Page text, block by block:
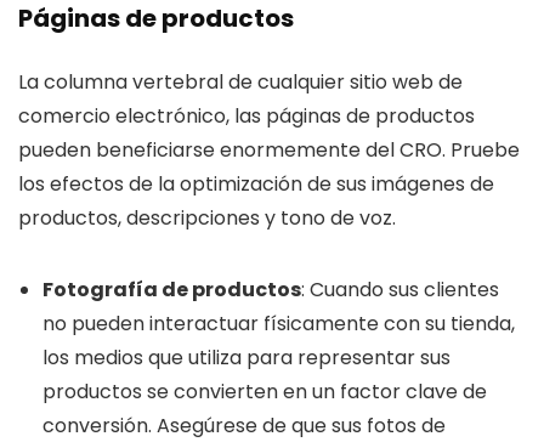
Páginas de productos
La columna vertebral de cualquier sitio web de
comercio electrónico, las páginas de productos
pueden beneficiarse enormemente del CRO. Pruebe
los efectos de la optimización de sus imágenes de
productos, descripciones y tono de voz.
Fotografía de productos: Cuando sus clientes
no pueden interactuar físicamente con su tienda,
los medios que utiliza para representar sus
productos se convierten en un factor clave de
conversión. Asegúrese de que sus fotos de